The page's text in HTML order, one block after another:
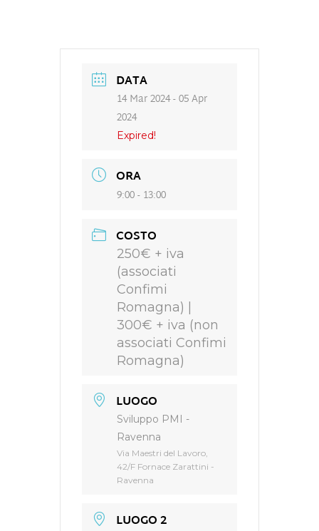
DATA
14 Mar 2024- 05 Apr
2024
Expired!
ORA
9:00 - 13:00
COSTO
250€ + iva
(associati
Confimi
Romagna) |
300€ + iva (non
associati Confimi
Romagna)
LUOGO
Sviluppo PMI -
Ravenna
Via Maestri del Lavoro,
42/F Fornace Zarattini -
Ravenna
LUOGO 2